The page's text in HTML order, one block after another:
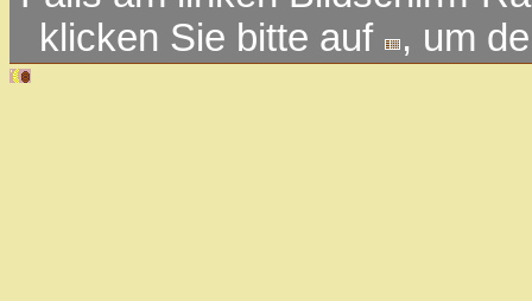
klicken Sie bitte auf
, um